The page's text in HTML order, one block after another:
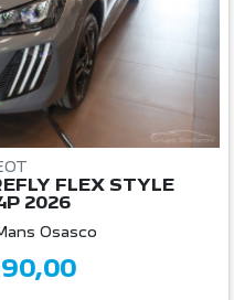
FLEX STYLE
2026
Osasco